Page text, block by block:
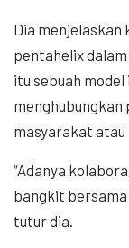
Dia
pentahelix
itu sebuah
masyarakat atau
“Adanya
bangkit bersama
tutur dia.